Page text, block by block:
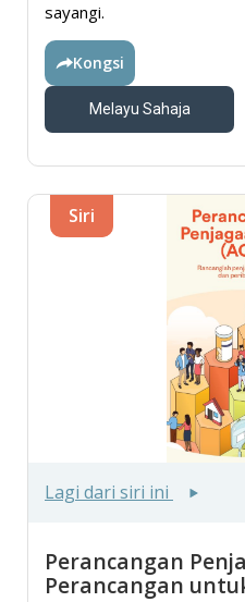
sayangi.
Kongsi
Melayu Sahaja
Siri
Lagi dari siri ini
Perancangan
Perancangan